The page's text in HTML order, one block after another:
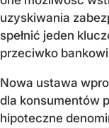
uzyskiwania
spełnić jeden
przeciwko
Nowa ustawa
dla konsumentów
hipoteczne